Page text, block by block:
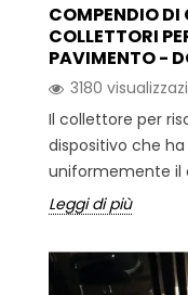
COMPENDIO DI
COLLETTORI
PAVIMENTO -
3180
Il collettore per
dispositivo che
uniformemente il
Leggi di più